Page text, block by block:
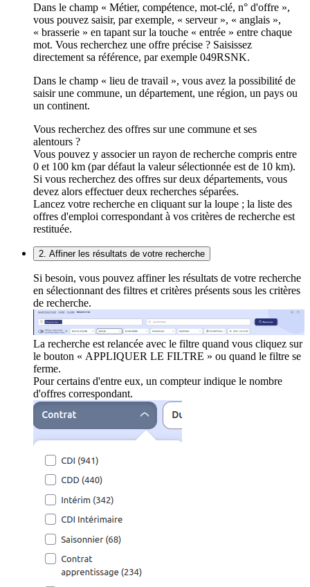
Dans le champ « Métier, compétence, mot-clé, n° d'offre »,
vous pouvez saisir, par exemple, « serveur », « anglais »,
« brasserie » en tapant sur la touche « entrée » entre chaque
mot. Vous recherchez une offre précise ? Saisissez
directement sa référence, par exemple 049RSNK.
Dans le champ « lieu de travail », vous avez la possibilité de
saisir une commune, un département, une région, un pays ou
un continent.
Vous recherchez des offres sur une commune et ses
alentours ?
Vous pouvez y associer un rayon de recherche compris entre
0 et 100 km (par défaut la valeur sélectionnée est de 10 km).
Si vous recherchez des offres sur deux départements, vous
devez alors effectuer deux recherches séparées.
Lancez votre recherche en cliquant sur la loupe ; la liste des
offres d'emploi correspondant à vos critères de recherche est
restituée.
2. Affiner les résultats de votre recherche
Si besoin, vous pouvez affiner les résultats de votre recherche
en sélectionnant des filtres et critères présents sous les critères
de recherche.
La recherche est relancée avec le filtre quand vous cliquez sur
le bouton « APPLIQUER LE FILTRE » ou quand le filtre se
ferme.
Pour certains d'entre eux, un compteur indique le nombre
d'offres correspondant.